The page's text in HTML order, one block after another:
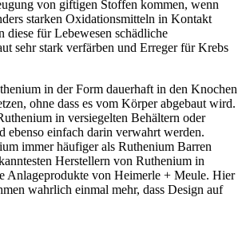
von giftigen Stoffen kommen, wenn
starken Oxidationsmitteln in Kontakt
diese für Lebewesen schädliche
sehr stark verfärben und Erreger für Krebs
in der Form dauerhaft in den Knochen
ohne dass es vom Körper abgebaut wird.
in versiegelten Behältern oder
ebenso einfach darin verwahrt werden.
immer häufiger als Ruthenium Barren
Herstellern von Ruthenium in
Anlageprodukte von Heimerle + Meule. Hier
wahrlich einmal mehr, dass Design auf